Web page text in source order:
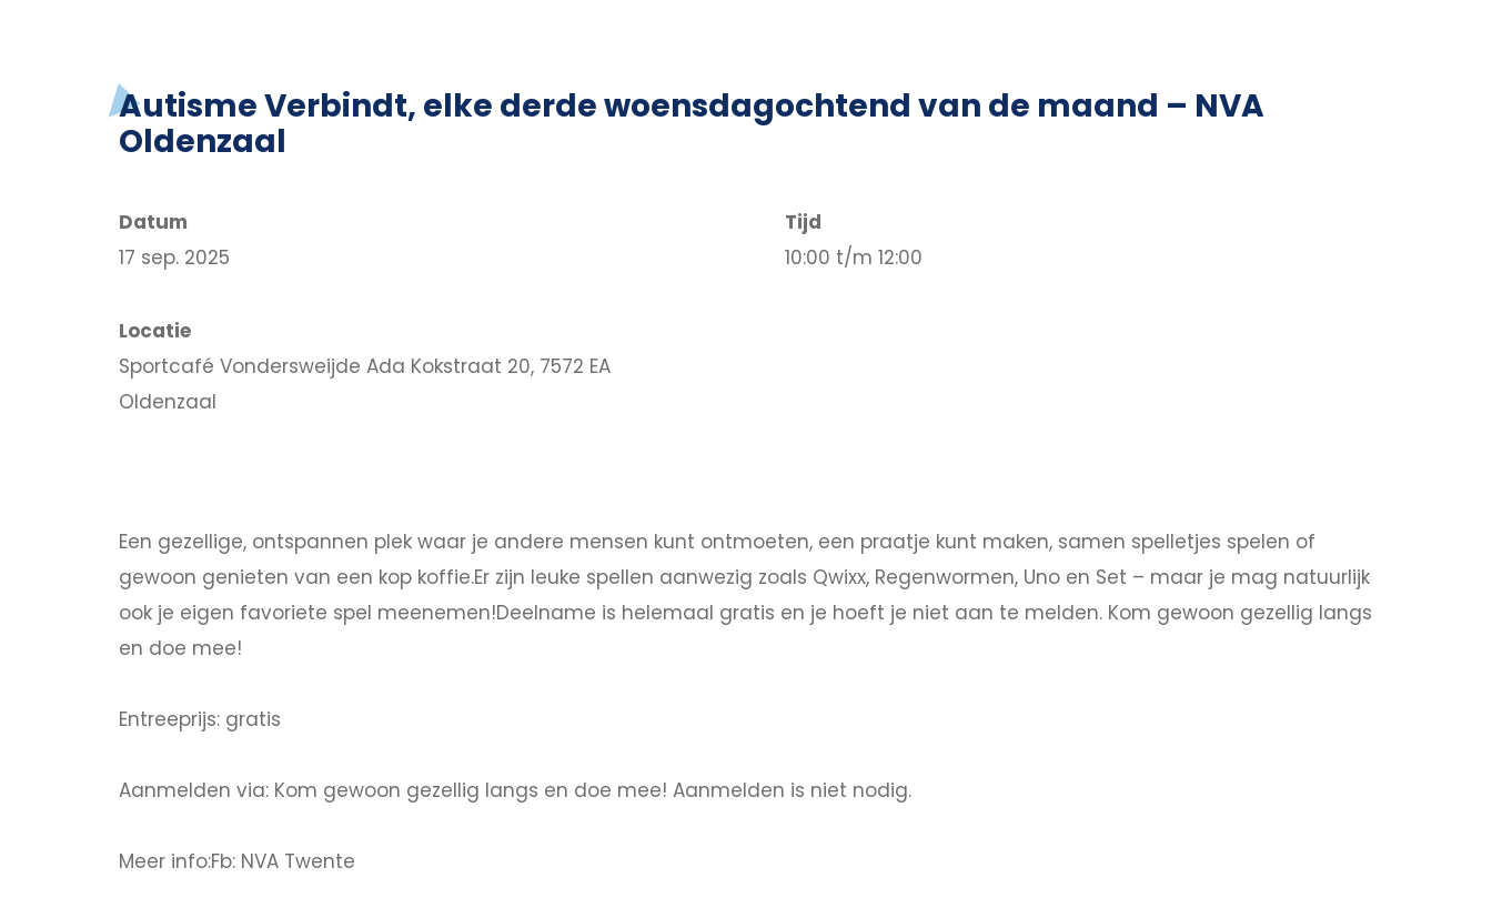
Autisme Verbindt, elke derde woensdagochtend van de maand – NVA
Oldenzaal
Datum
17 sep. 2025
Tijd
10:00 t/m 12:00
Locatie
Sportcafé Vondersweijde Ada Kokstraat 20, 7572 EA
Oldenzaal
Een gezellige, ontspannen plek waar je andere mensen kunt ontmoeten, een praatje kunt maken, samen spelletjes spelen of
gewoon genieten van een kop koffie.Er zijn leuke spellen aanwezig zoals Qwixx, Regenwormen, Uno en Set – maar je mag natuurlijk
ook je eigen favoriete spel meenemen!Deelname is helemaal gratis en je hoeft je niet aan te melden. Kom gewoon gezellig langs
en doe mee!
Entreeprijs: gratis
Aanmelden via: Kom gewoon gezellig langs en doe mee! Aanmelden is niet nodig.
Meer info:Fb: NVA Twente